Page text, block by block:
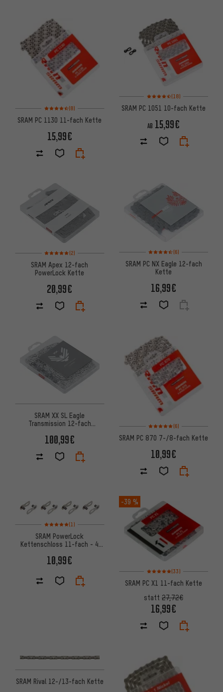
Bewertungen: 4,5 von 5 basierend auf 8 Bewertungen
(8)
SRAM PC 1130 11-fach Kette
15,99€
Bewertungen: 4,5 von 5
(18)
SRAM PC 1051 10-fach Kette
AB 15,99€
Bewertungen: 5 von 5 basierend auf 2 Bewertungen
(2)
SRAM Apex 12-fach
PowerLock Kette
20,99€
Bewertungen: 4,5 von 5
(6)
SRAM PC NX Eagle 12-fach
Kette
16,99€
SRAM XX SL Eagle
Transmission 12-fach
100,99€
Bewertungen: 5 von 5
(6)
SRAM PC 870 7-/8-fach Kette
10,99€
Bewertungen: 5 von 5 basierend auf 1 Bewertungen
(1)
SRAM PowerLock
Kettenschloss 11-fach - 4
10,99€
-39 %
Bewertungen: 5 von 5
(33)
SRAM PC X1 11-fach Kette
statt 27,72€
16,99€
SRAM Rival 12-/13-fach Kette